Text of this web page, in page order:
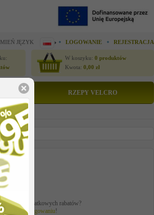
JĘZYK LOGOWANIE REJESTRACJA
W koszyku: 0 produktów
Kwota: 0,00 zł
RZEPY VELCRO
netto
zł
z dodatkowych rabatów?
ceny pozalogowaniu!